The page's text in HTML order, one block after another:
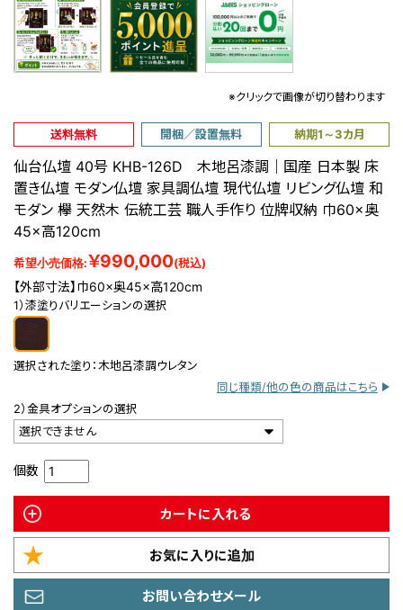
※クリックで画像が切り替わります
送料無料 開梱／設置無料 納期1～3カ月
仙台仏壇 40号 KHB-126D 木地呂漆調｜国産 日本製 床
置き仏壇 モダン仏壇 家具調仏壇 現代仏壇 リビング仏壇 和
モダン 欅 天然木 伝統工芸 職人手作り 位牌収納 巾60×奥
45×高120cm
希望小売価格:￥990,000(税込)
【外部寸法】巾60×奥45×高120cm
1）漆塗りバリエーションの選択
選択された塗り： 木地呂漆調ウレタン
同じ種類/他の色の商品はこちら
2）金具オプションの選択
選択できません
個数
カートに入れる
お気に入りに追加
お問い合わせメール